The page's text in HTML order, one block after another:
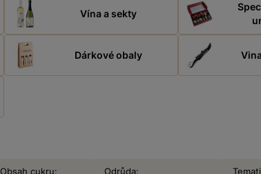
Vína a sekty
Dárkové obaly
Obsah cukru: Odrůda: